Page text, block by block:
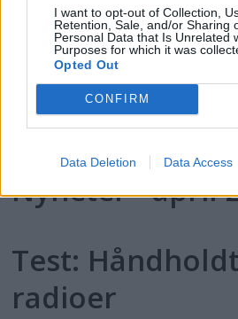
I want to opt-out of Collection,
Retention, Sale, and/or Sharing
Personal Data that Is Unrelated
Purposes for which it was
Opted Out
CONFIRM
Data Deletion Data Access
TEST:
Nyheter - mai
Nyheter - april
Test:
radioer